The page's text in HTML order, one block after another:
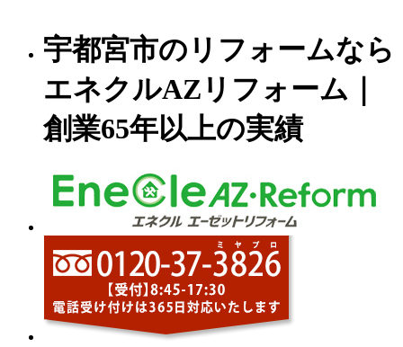
宇都宮市のリフォームなら
エネクルAZリフォーム｜
創業65年以上の実績